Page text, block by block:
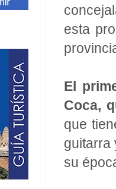
esta
El
Coca,
que
guitarra
su